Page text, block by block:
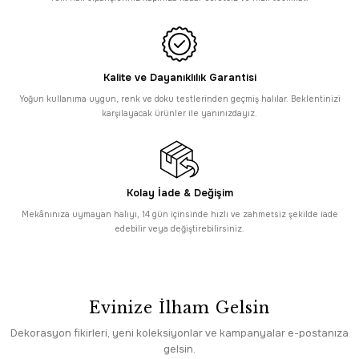
Romans Doku 2105 Bej İnce Motifli Çerçeveli Salon Halısı
Yeni
Romans
Dekorenti Otantik 2603 Kırmızı Halı Eskitme Madalyon Desenli Halı
Kalite ve Dayanıklılık Garantisi
Yoğun kullanıma uygun, renk ve doku testlerinden geçmiş halılar. Beklentinizi
karşılayacak ürünler ile yanınızdayız.
Kolay İade & Değişim
Mekânınıza uymayan halıyı, 14 gün içinsinde hızlı ve zahmetsiz şekilde iade
edebilir veya değiştirebilirsiniz.
Evinize İlham Gelsin
Dekorasyon fikirleri, yeni koleksiyonlar ve kampanyalar e-postanıza
gelsin.